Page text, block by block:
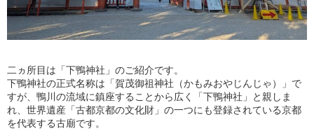
二ヵ所目は「下鴨神社」のご紹介です。
下鴨神社の正式名称は「賀茂御祖神社（かもみおやじんじゃ）」で
すが、鴨川の流域に鎮座することから広く「下鴨神社」と親しま
れ、世界遺産「古都京都の文化財」の一つにも登録されている京都
を代表する古廟です。